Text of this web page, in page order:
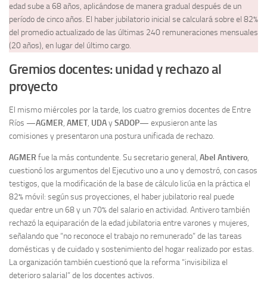
edad sube a 68 años, aplicándose de manera gradual después de un
período de cinco años. El haber jubilatorio inicial se calculará sobre el 82%
del promedio actualizado de las últimas 240 remuneraciones mensuales
(20 años), en lugar del último cargo.
Gremios docentes: unidad y rechazo al
proyecto
El mismo miércoles por la tarde, los cuatro gremios docentes de Entre
Ríos —AGMER, AMET, UDAySADOP— expusieron ante las
comisiones y presentaron una postura unificada de rechazo.
AGMER fue la más contundente. Su secretario general, Abel Antivero,
cuestionó los argumentos del Ejecutivo uno a uno y demostró, con casos
testigos, que la modificación de la base de cálculo licúa en la práctica el
82% móvil: según sus proyecciones, el haber jubilatorio real puede
quedar entre un 68 y un 70% del salario en actividad. Antivero también
rechazó la equiparación de la edad jubilatoria entre varones y mujeres,
señalando que “no reconoce el trabajo no remunerado” de las tareas
domésticas y de cuidado y sostenimiento del hogar realizado por estas.
La organización también cuestionó que la reforma “invisibiliza el
deterioro salarial” de los docentes activos.